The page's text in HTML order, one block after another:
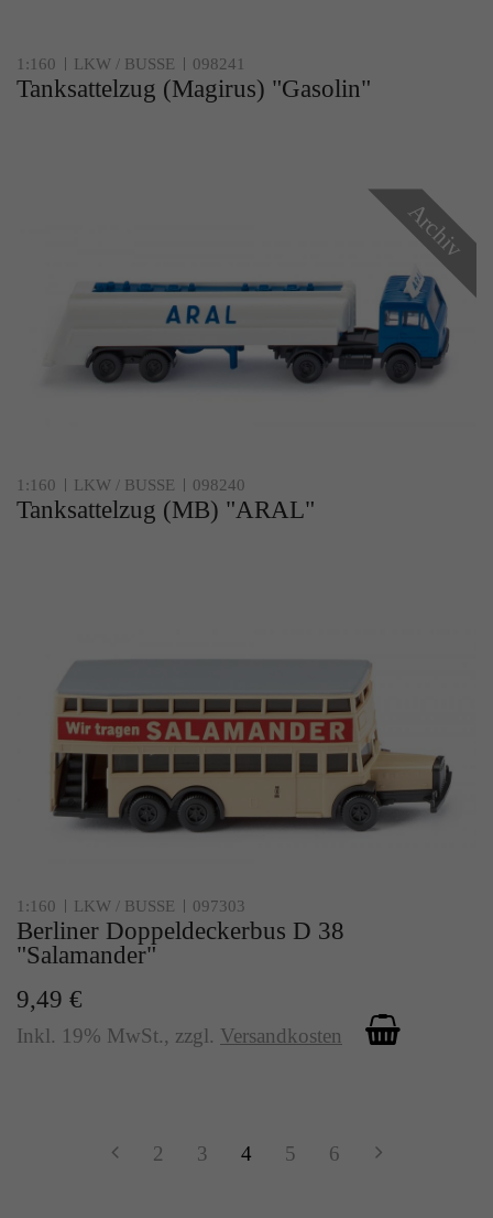
1:160 LKW / BUSSE 098241
Tanksattelzug (Magirus) "Gasolin"
Archiv
1:160 LKW / BUSSE 098240
Tanksattelzug (MB) "ARAL"
1:160 LKW / BUSSE 097303
Berliner Doppeldeckerbus D 38
"Salamander"
9,49 €
Inkl. 19% MwSt., zzgl. Versandkosten
2 3 4 5 6